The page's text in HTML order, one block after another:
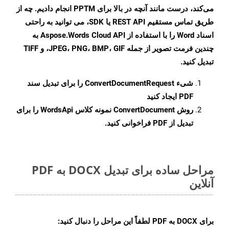
می‌کند، درست مانند آنچه در بالا برای PPTM انجام دادیم. چه از
طریق تماس مستقیم REST API یا SDK، می توانید به راحتی
اسناد Word را با استفاده از Aspose.Words Cloud API به
چندین فرمت تصویر از جمله JPEG، PNG، BMP، GIF، و TIFF
تبدیل کنید.
شیء ConvertDocumentRequest را برای تبدیل سند
PDF ایجاد کنید
روش ConvertDocument
نمونه کلاس WordsApi را برای
تبدیل از PDF فراخوانی کنید.
مراحل ساده برای تبدیل DOCX به PDF
آنلاین
برای DOCX به PDF لطفاً این مراحل را دنبال کنید: